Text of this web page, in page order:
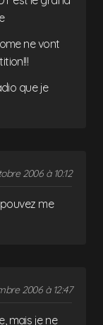
ne vont
que je
2006 à 10:12
me
2006 à 12:47
mais je ne